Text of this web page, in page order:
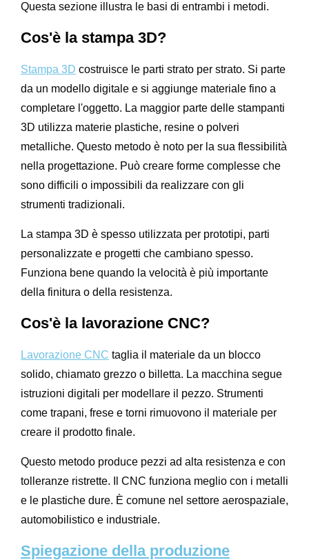
Questa sezione illustra le basi di entrambi i metodi.
Cos'è la stampa 3D?
Stampa 3D costruisce le parti strato per strato. Si parte
da un modello digitale e si aggiunge materiale fino a
completare l'oggetto. La maggior parte delle stampanti
3D utilizza materie plastiche, resine o polveri
metalliche. Questo metodo è noto per la sua flessibilità
nella progettazione. Può creare forme complesse che
sono difficili o impossibili da realizzare con gli
strumenti tradizionali.
La stampa 3D è spesso utilizzata per prototipi, parti
personalizzate e progetti che cambiano spesso.
Funziona bene quando la velocità è più importante
della finitura o della resistenza.
Cos'è la lavorazione CNC?
Lavorazione CNC taglia il materiale da un blocco
solido, chiamato grezzo o billetta. La macchina segue
istruzioni digitali per modellare il pezzo. Strumenti
come trapani, frese e torni rimuovono il materiale per
creare il prodotto finale.
Questo metodo produce pezzi ad alta resistenza e con
tolleranze ristrette. Il CNC funziona meglio con i metalli
e le plastiche dure. È comune nel settore aerospaziale,
automobilistico e industriale.
Spiegazione della produzione